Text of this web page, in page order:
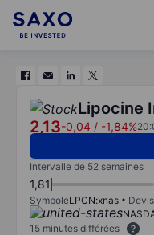
Lipocine
2,13-0,04 / -1,84%
Intervalle de 52 semaines
1,81
SymboleLPCN:xnas
15 minutes différées